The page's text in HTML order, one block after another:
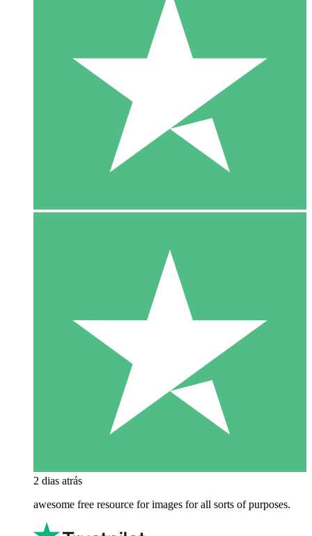
2 dias atrás
awesome free resource for images for all sorts of purposes.